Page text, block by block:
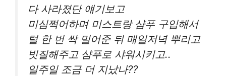
다 사라졌단 얘기보고
미심쩍어하며 미스트랑 샴푸 구입해서
털 한 번 싹 밀어준 뒤 매일저녁 뿌리고
빗질해주고 샴푸로 샤워시키고..
일주일 조금 더 지났나??